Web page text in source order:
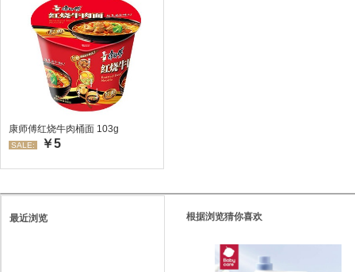
康师傅红烧牛肉桶面 103g
SALE: ￥5
最近浏览 根据浏览猜你喜欢